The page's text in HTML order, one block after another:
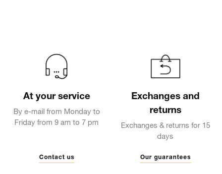
At your service
By e-mail from Monday to
Friday from 9 am to 7 pm
Contact us
Exchanges and
returns
Exchanges & returns for 15
days
Our guarantees